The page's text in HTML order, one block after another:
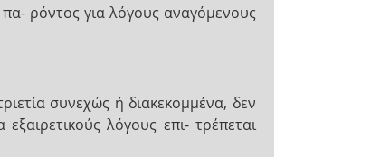
ρόντος για λόγους αναγόμενους
συνεχώς ή διακεκομμένα, δεν
λόγους επι- τρέπεται